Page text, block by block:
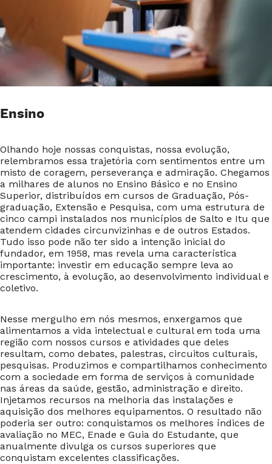
Ensino
Olhando hoje nossas conquistas, nossa evolução,
relembramos essa trajetória com sentimentos entre um
misto de coragem, perseverança e admiração. Chegamos
a milhares de alunos no Ensino Básico e no Ensino
Superior, distribuídos em cursos de Graduação, Pós-
graduação, Extensão e Pesquisa, com uma estrutura de
cinco campi instalados nos municípios de Salto e Itu que
atendem cidades circunvizinhas e de outros Estados.
Tudo isso pode não ter sido a intenção inicial do
fundador, em 1958, mas revela uma característica
importante: investir em educação sempre leva ao
crescimento, à evolução, ao desenvolvimento individual e
coletivo.
Nesse mergulho em nós mesmos, enxergamos que
alimentamos a vida intelectual e cultural em toda uma
região com nossos cursos e atividades que deles
resultam, como debates, palestras, circuitos culturais,
pesquisas. Produzimos e compartilhamos conhecimento
com a sociedade em forma de serviços à comunidade
nas áreas da saúde, gestão, administração e direito.
Injetamos recursos na melhoria das instalações e
aquisição dos melhores equipamentos. O resultado não
poderia ser outro: conquistamos os melhores índices de
avaliação no MEC, Enade e Guia do Estudante, que
anualmente divulga os cursos superiores que
conquistam excelentes classificações.